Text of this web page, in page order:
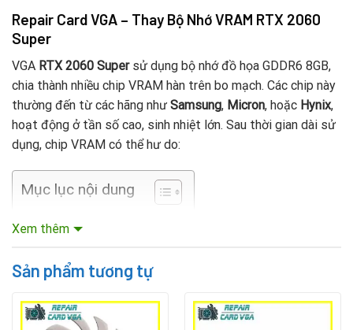
Repair Card VGA – Thay Bộ Nhớ VRAM RTX 2060
Super
VGA RTX 2060 Supersử dụng bộ nhớ đồ họa GDDR6 8GB,
chia thành nhiều chip VRAM hàn trên bo mạch. Các chip này
thường đến từ các hãng như Samsung, Micron, hoặc Hynix,
hoạt động ở tần số cao, sinh nhiệt lớn. Sau thời gian dài sử
dụng, chip VRAM có thể hư do:
Mục lục nội dung
Tản nhiệt kém
Overclock không đúng cách
Chập điện do PSU không ổn định
Xem thêm
Sản phẩm tương tự